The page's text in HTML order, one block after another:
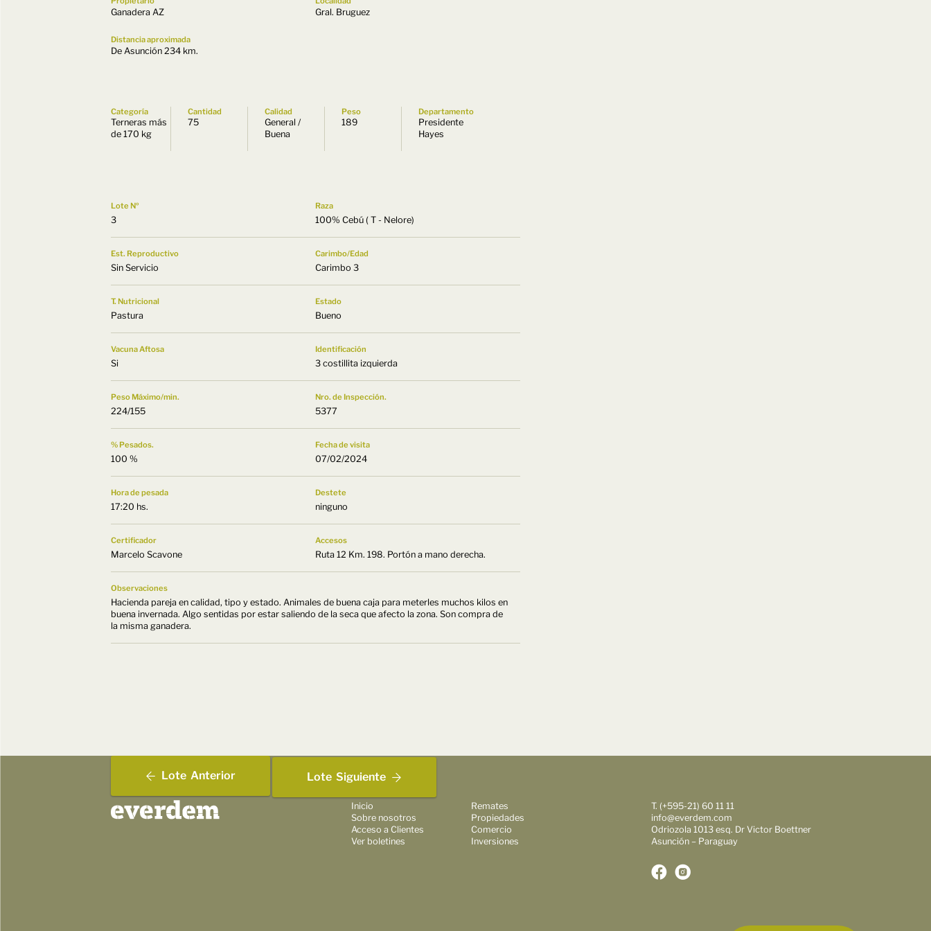
Ganadera AZ Gral. Bruguez
Distancia aproximada
De Asunción 234 km.
Categoría
Terneras más
de 170 kg
Cantidad
75
Calidad
General /
Buena
Peso
189
Departamento
Presidente
Hayes
Lote Nº
3
Raza
100% Cebú ( T - Nelore)
Est. Reproductivo
Sin Servicio
Carimbo/Edad
Carimbo 3
T. Nutricional
Pastura
Estado
Bueno
Vacuna Aftosa
Si
Identificación
3 costillita izquierda
Peso Máximo/min.
224/155
Nro. de Inspección.
5377
% Pesados.
100 %
Fecha de visita
07/02/2024
Hora de pesada
17:20 hs.
Destete
ninguno
Certificador
Marcelo Scavone
Accesos
Ruta 12 Km. 198. Portón a mano derecha.
Observaciones
Hacienda pareja en calidad, tipo y estado. Animales de buena caja para meterles muchos kilos en
buena invernada. Algo sentidas por estar saliendo de la seca que afecto la zona. Son compra de
la misma ganadera.
Lote Anterior Lote Siguiente
Inicio
Sobre nosotros
Acceso a Clientes
Ver boletines
Remates
Propiedades
Comercio
Inversiones
T. (+595-21) 60 11 11
info@everdem.com
Odriozola 1013 esq. Dr Victor Boettner
Asunción – Paraguay